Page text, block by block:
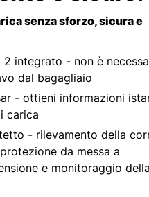
senza sforzo, sicura e
integrato - non è
dal bagagliaio
- ottieni informazioni
carica
- rilevamento della
da messa a
e monitoraggio della